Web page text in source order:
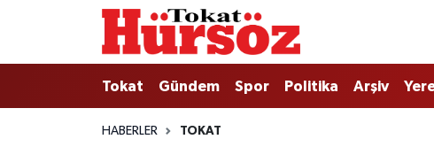
Tokat Gündem Spor Politika Arşiv
HABERLER TOKAT
Tokat
Türkiye Gündemi
Nöbetçi Eczaneler
Hava Durumu